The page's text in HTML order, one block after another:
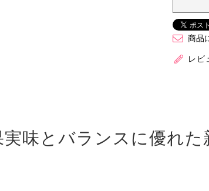
商品
レビ
実味とバランスに優れ